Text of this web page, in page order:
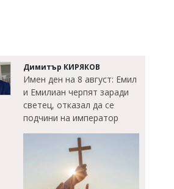
Димитър КИРЯКОВ
Имен ден на 8 август: Емил
и Емилиан черпят заради
светец, отказал да се
подчини на император